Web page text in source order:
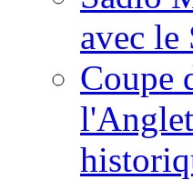
avec le
Coupe